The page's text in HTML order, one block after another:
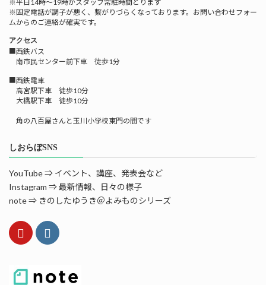
※平日14時～19時がスタッフ常駐時間とります
※固定電話が調子が悪く、繋がりづらくなっております。お問い合わせフォー
ムからのご連絡が確実です。
アクセス
■西鉄バス
南市民センター前下車 徒歩1分
■西鉄電車
高宮駅下車 徒歩10分
大橋駅下車 徒歩10分
角の八百屋さんと玉川小学校東門の間です
しおらぼSNS
YouTube ⇒ イベント、講座、発表会など
Instagram ⇒ 最新情報、日々の様子
note ⇒ きのしたゆうき＠よみものシリーズ